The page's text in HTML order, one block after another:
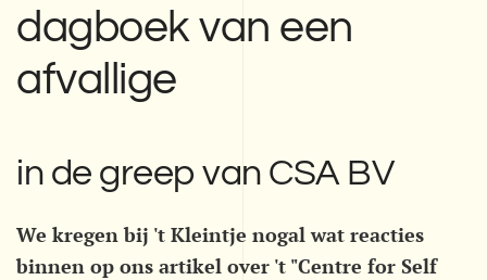
dagboek van een
afvallige
in de greep van CSA BV
We kregen bij 't Kleintje nogal wat reacties
binnen op ons artikel over 't "Centre for Self